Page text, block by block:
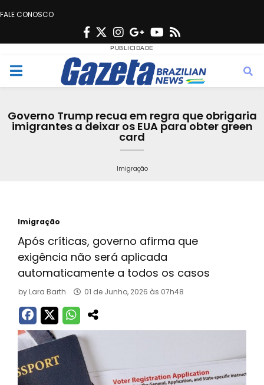
FALE CONOSCO
F
c
e
o
T
w
i
t
e
n
s
t
g
r
a
m
G
o
o
g
e
Y
u
t
b
s
M
n
Governo Trump recua em regra que obrigaria
imigrantes a deixar os EUA para obter green
card
Imigração
Imigração
Após críticas, governo afirma que
exigência não será aplicada
automaticamente a todos os casos
by Lara Barth 01 de Junho, 2026 às 07h48